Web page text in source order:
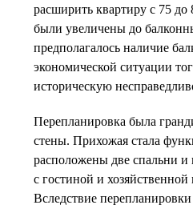
расширить квартиру с 75
были увеличены до
предполагалось наличие
экономической ситуации
историческую
Перепланировка была
стены. Прихожая стала
расположены две спальни
с гостиной и
Вследствие